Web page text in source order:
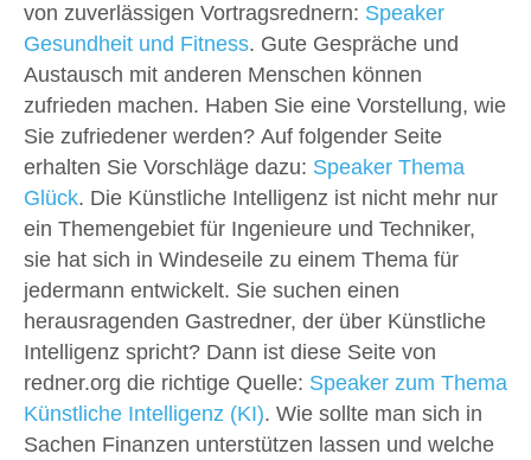
von zuverlässigen Vortragsrednern: Speaker
Gesundheit und Fitness . Gute Gespräche und
Austausch mit anderen Menschen können
zufrieden machen. Haben Sie eine Vorstellung, wie
Sie zufriedener werden? Auf folgender Seite
erhalten Sie Vorschläge dazu: Speaker Thema
Glück . Die Künstliche Intelligenz ist nicht mehr nur
ein Themengebiet für Ingenieure und Techniker,
sie hat sich in Windeseile zu einem Thema für
jedermann entwickelt. Sie suchen einen
herausragenden Gastredner, der über Künstliche
Intelligenz spricht? Dann ist diese Seite von
redner.org die richtige Quelle: Speaker zum Thema
Künstliche Intelligenz (KI) . Wie sollte man sich in
Sachen Finanzen unterstützen lassen und welche